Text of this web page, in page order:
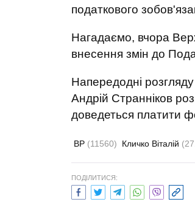
податкового
Нагадаємо, вчора
внесення змін до
Напередодні
Андрій Странніков
доведеться платити
ВР (11560) Кличко Віталій
ПОДІЛИТИСЯ: